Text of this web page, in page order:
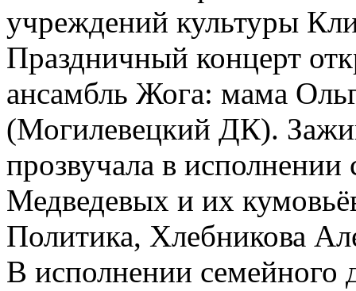
учреждений культуры
Праздничный концерт
ансамбль Жога: мама
(Могилевецкий ДК).
прозвучала в
Медведевых и их
Политика, Хлебникова
В исполнении семейного